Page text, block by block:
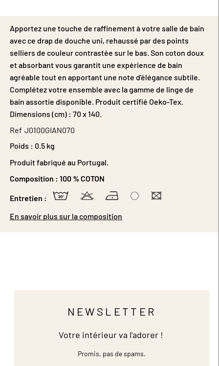
Apportez une touche de raffinement à votre salle de bain
avec ce drap de douche uni, rehaussé par des points
selliers de couleur contrastée sur le bas. Son coton doux
et absorbant vous garantit une expérience de bain
agréable tout en apportant une note d'élégance subtile.
Complétez votre ensemble avec la gamme de linge de
bain assortie disponible. Produit certifié Oeko-Tex.
Dimensions (cm) : 70 x 140.
Ref J0100GIAN070
Poids : 0.5 kg
Produit fabriqué au Portugal.
Composition : 100 % COTON
Entretien :
En savoir plus sur la composition
NEWSLETTER
Votre intérieur va l'adorer !
Promis, pas de spams.